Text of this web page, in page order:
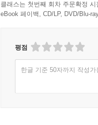
클래스는 첫번째 회차 주문확정
eBook 페이백, CD/LP, DVD/Blu-
평점
한글 기준 50자까지 작성가